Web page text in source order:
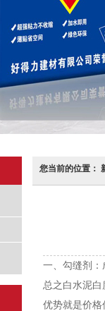
您当前的位置：
一、勾缝剂：
总之白水泥
优势就是价格